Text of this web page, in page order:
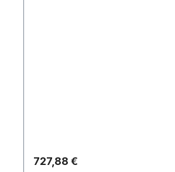
Regulärer Preis:
727,88 €